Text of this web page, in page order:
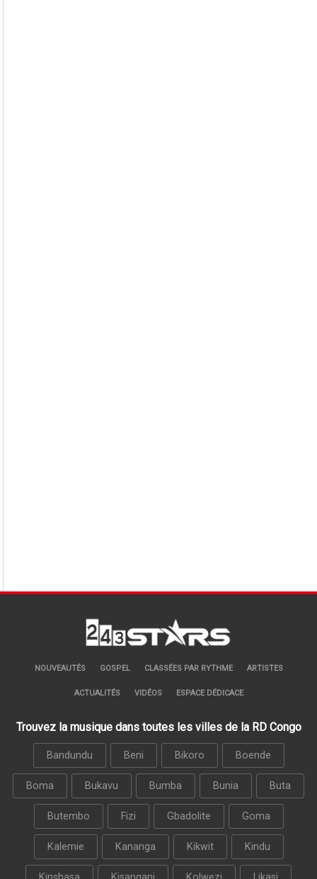
NOUVEAUTÉS GOSPEL CLASSÉES PAR RYTHME ARTISTES
ACTUALITÉS VIDÉOS ESPACE DÉDICACE
Trouvez la musique dans toutes les villes de la RD Congo
Bandundu Beni Bikoro Boende
Boma Bukavu Bumba Bunia Buta
Butembo Fizi Gbadolite Goma
Kalemie Kananga Kikwit Kindu